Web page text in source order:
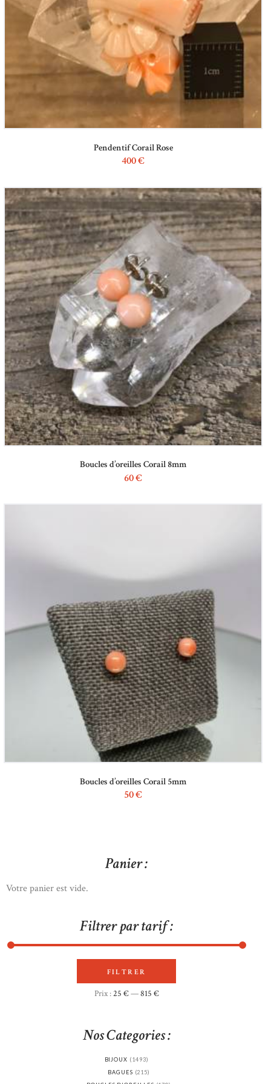
Pendentif Corail Rose
400€
Boucles d’oreilles Corail 8mm
60€
Boucles d’oreilles Corail 5mm
50€
Panier :
Votre panier est vide.
Filtrer par tarif :
Prix
Prix
FILTRER
Prix :25 €—815 €
Nos Categories :
BIJOUX (1493)
BAGUES (215)